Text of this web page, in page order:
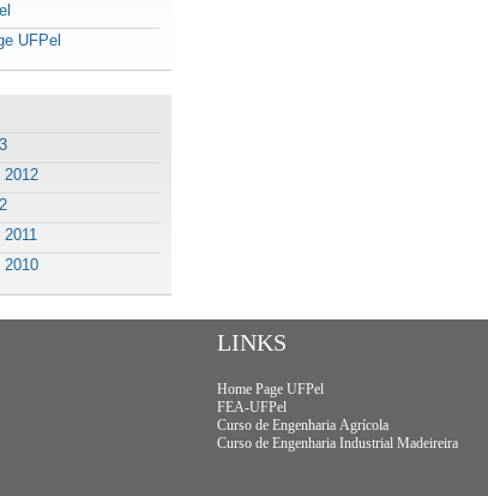
UFPel
2012
2011
2010
LINKS
Home Page UFPel
FEA-UFPel
Curso de Engenharia Agrícola
Curso de Engenharia Industrial Madeireira